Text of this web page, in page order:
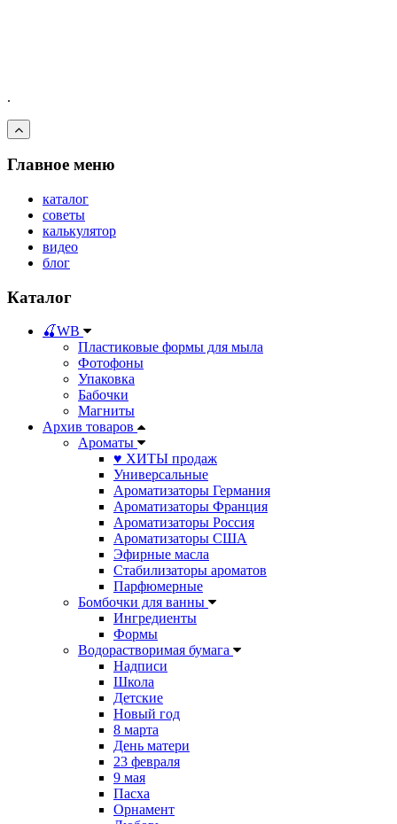
.
Главное меню
каталог
советы
калькулятор
видео
блог
Каталог
🍒WB
Пластиковые формы для мыла
Фотофоны
Упаковка
Бабочки
Магниты
Архив товаров
Ароматы
♥ ХИТЫ продаж
Универсальные
Ароматизаторы Германия
Ароматизаторы Франция
Ароматизаторы Россия
Ароматизаторы США
Эфирные масла
Стабилизаторы ароматов
Парфюмерные
Бомбочки для ванны
Ингредиенты
Формы
Водорастворимая бумага
Надписи
Школа
Детские
Новый год
8 марта
День матери
23 февраля
9 мая
Пасха
Орнамент